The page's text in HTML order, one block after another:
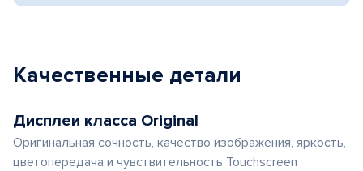
Качественные детали
Дисплеи класса Original
Оригинальная сочность, качество изображения, яркость,
цветопередача и чувствительность Touchscreen